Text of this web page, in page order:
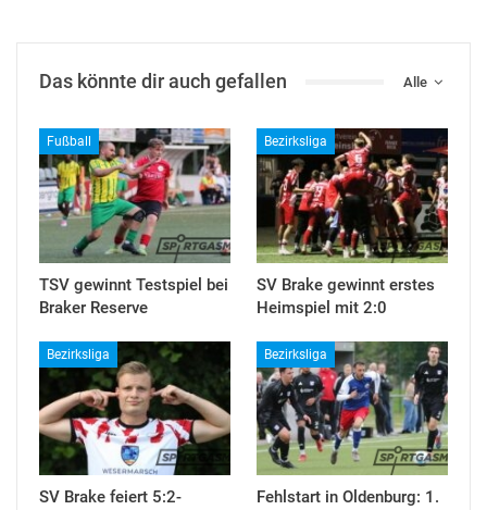
Alle
Das könnte dir auch gefallen
Fußball
TSV gewinnt Testspiel bei
Braker Reserve
Bezirksliga
SV Brake gewinnt erstes
Heimspiel mit 2:0
Bezirksliga
SV Brake feiert 5:2-
Bezirksliga
Fehlstart in Oldenburg: 1.